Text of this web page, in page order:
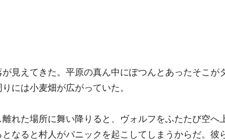
見えてきた。平原の真ん中にぽつんとあったそこが
には小麦畑が広がっていた。
れた場所に舞い降りると、ヴォルフをふたたび空へ
なると村人がパニックを起こしてしまうからだ。彼